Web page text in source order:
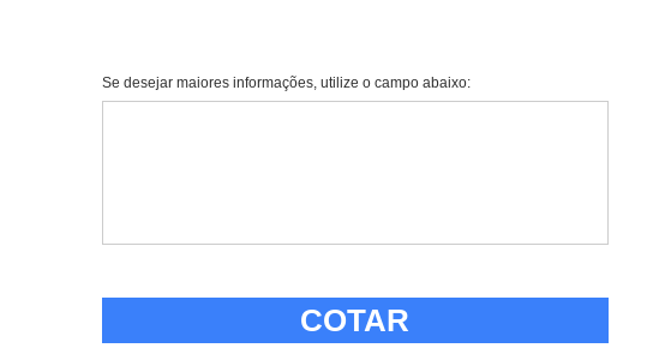
Se desejar maiores informações, utilize o campo abaixo:
COTAR